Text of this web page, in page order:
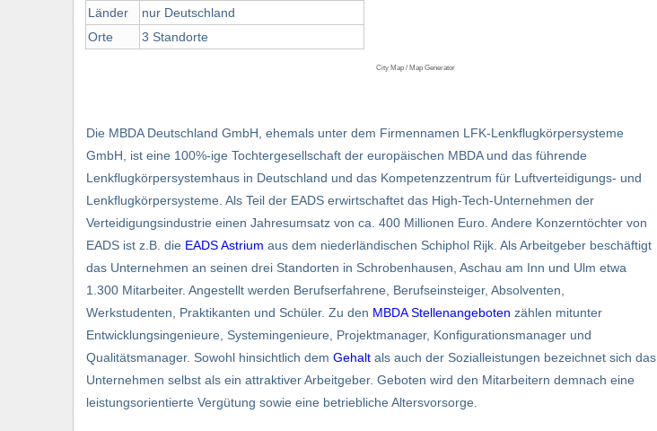
Länder
Orte
nur Deutschland
3 Standorte
City Map / Map Generator
Die MBDA Deutschland GmbH, ehemals unter dem Firmennamen LFK-Lenkflugkörpersysteme
GmbH, ist eine 100%-ige Tochtergesellschaft der europäischen MBDA und das führende
Lenkflugkörpersystemhaus in Deutschland und das Kompetenzzentrum für Luftverteidigungs- und
Lenkflugkörpersysteme. Als Teil der EADS erwirtschaftet das High-Tech-Unternehmen der
Verteidigungsindustrie einen Jahresumsatz von ca. 400 Millionen Euro. Andere Konzerntöchter von
EADS ist z.B. die EADS Astrium aus dem niederländischen Schiphol Rijk. Als Arbeitgeber beschäftigt
das Unternehmen an seinen drei Standorten in Schrobenhausen, Aschau am Inn und Ulm etwa
1.300 Mitarbeiter. Angestellt werden Berufserfahrene, Berufseinsteiger, Absolventen,
Werkstudenten, Praktikanten und Schüler. Zu den MBDA Stellenangeboten zählen mitunter
Entwicklungsingenieure, Systemingenieure, Projektmanager, Konfigurationsmanager und
Qualitätsmanager. Sowohl hinsichtlich dem Gehalt als auch der Sozialleistungen bezeichnet sich das
Unternehmen selbst als ein attraktiver Arbeitgeber. Geboten wird den Mitarbeitern demnach eine
leistungsorientierte Vergütung sowie eine betriebliche Altersvorsorge.